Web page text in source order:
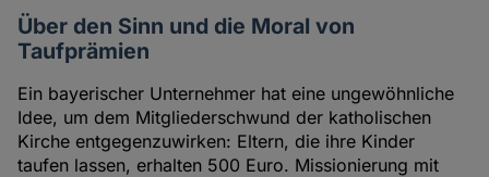
Über den Sinn und die Moral von
Taufprämien
Ein bayerischer Unternehmer hat eine ungewöhnliche
Idee, um dem Mitgliederschwund der katholischen
Kirche entgegenzuwirken: Eltern, die ihre Kinder
taufen lassen, erhalten 500 Euro. Missionierung mit